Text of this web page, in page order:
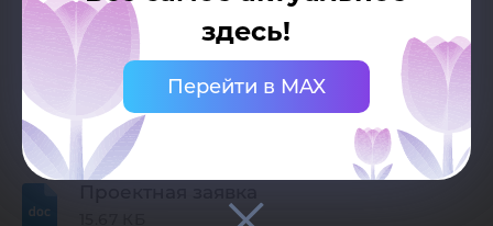
здесь!
Перейти в MAX
Вид проекта: Организационно-творческий
Сфера проекта: Экология / Образование
Документы